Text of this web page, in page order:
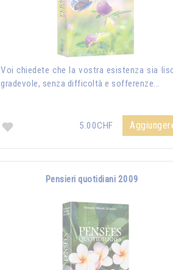
Voi chiedete che la vostra esistenza sia
gradevole, senza difficoltà e sofferenze...
5.00CHF
Pensieri quotidiani 2009